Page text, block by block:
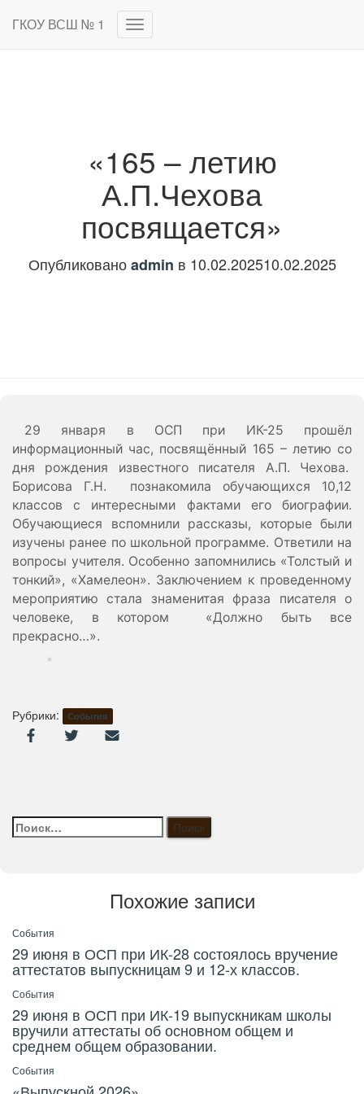
ГКОУ ВСШ № 1
Переключить
навигацию
«165 – летию
А.П.Чехова
посвящается»
Опубликованоadmin в 10.02.202510.02.2025
29 января в ОСП при ИК-25 прошёл
информационный час, посвящённый 165 – летию со
дня рождения известного писателя А.П. Чехова.
Борисова Г.Н. познакомила обучающихся 10,12
классов с интересными фактами его биографии.
Обучающиеся вспомнили рассказы, которые были
изучены ранее по школьной программе. Ответили на
вопросы учителя. Особенно запомнились «Толстый и
тонкий», «Хамелеон». Заключением к проведенному
мероприятию стала знаменитая фраза писателя о
человеке, в котором «Должно быть все
прекрасно…».
Рубрики: События
Найти:
Похожие записи
События
29 июня в ОСП при ИК-28 состоялось вручение
аттестатов выпускницам 9 и 12-х классов.
События
29 июня в ОСП при ИК-19 выпускникам школы
вручили аттестаты об основном общем и
среднем общем образовании.
События